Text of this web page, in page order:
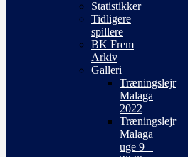
Statistikker
Tidligere
spillere
BK Frem
Arkiv
Galleri
Træningslejr
Malaga
2022
Træningslejr
Malaga
uge 9 –